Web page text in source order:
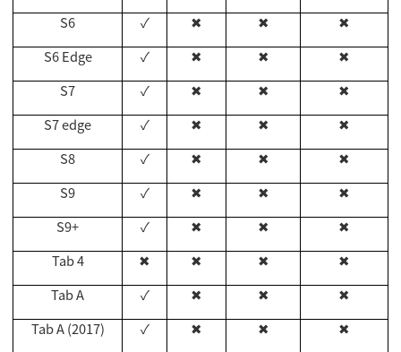
S6
✓ ✖ ✖
✖
S6 Edge
✓ ✖ ✖
✖
S7
✓ ✖ ✖
✖
S7 edge
✓ ✖ ✖
✖
S8
✓ ✖ ✖
✖
S9
✓ ✖ ✖
✖
S9+
✓ ✖ ✖
✖
Tab 4
✖ ✖ ✖
✖
Tab A
✓ ✖ ✖
✖
Tab A (2017)
✓ ✖ ✖
✖